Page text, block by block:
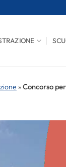
»Concorso